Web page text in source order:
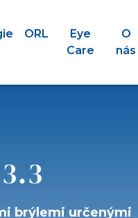
ORL
Eye
Care
O
nás
brýlemi určenými